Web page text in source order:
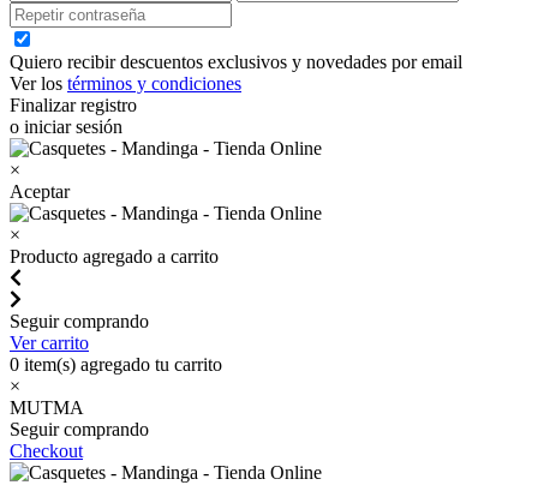
Quiero recibir descuentos exclusivos y novedades por email
Ver los términos y condiciones
Finalizar registro
o iniciar sesión
×
Aceptar
×
Producto agregado a carrito
Seguir comprando
Ver carrito
0 item(s) agregado tu carrito
×
MUTMA
Seguir comprando
Checkout